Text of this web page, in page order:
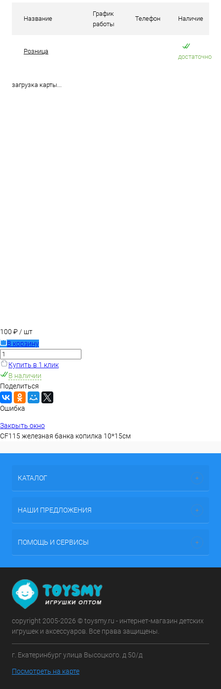
Название
График
работы
Телефон Наличие
Розница
достаточно
загрузка карты...
100 ₽/ шт
В корзину
Купить в 1 клик
В наличии
Поделиться
Ошибка
Закрыть окно
CF115 железная банка копилка 10*15см
КАТАЛОГ
НАШИ ПРЕДЛОЖЕНИЯ
ПОМОЩЬ И СЕРВИСЫ
copyright 2005-2026 © toysmy.ru - интернет-магазин детских
игрушек и аксессуаров. Все права защищены.
г. Екатеринбург улица Высоцкого. д 50/д
Посмотреть на карте